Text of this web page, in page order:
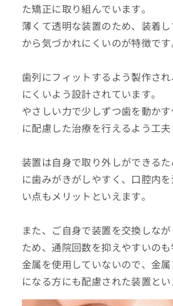
た矯正に取り組んでいます。
薄くて透明な装置のため、装着
から気づかれにくいのが特徴です
歯列にフィットするよう製作さ
にくいよう設計されています。
やさしい力で少しずつ歯を動か
に配慮した治療を行えるよう工夫
装置は自身で取り外しができる
に歯みがきがしやすく、口腔内
い点もメリットといえます。
また、ご自身で装置を交換しな
ため、通院回数を抑えやすいのも
金属を使用していないので、金
になる方にも配慮された装置とい